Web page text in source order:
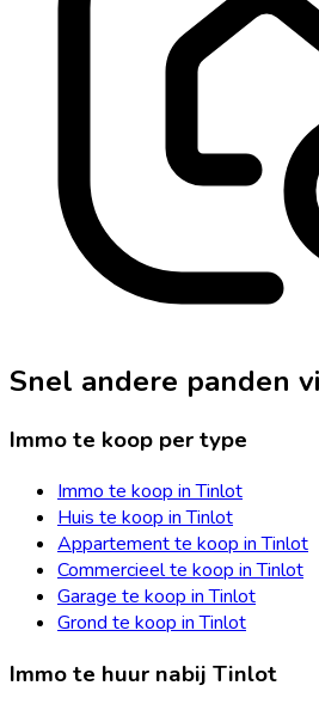
Snel andere panden
Immo te koop per type
Immo te koop in Tinlot
Huis te koop in Tinlot
Appartement te koop in Tinlot
Commercieel te koop in Tinlot
Garage te koop in Tinlot
Grond te koop in Tinlot
Immo te huur nabij Tinlot